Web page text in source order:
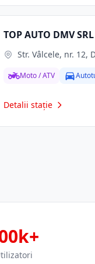
TOP AUTO DMV SRL
Str. Vâlcele, nr. 12,
Moto / ATV
Detalii stație